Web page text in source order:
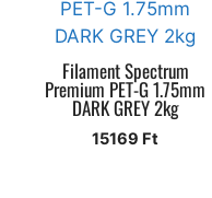
Filament Spectrum
Premium PET-G 1.75mm
DARK GREY 2kg
15169 Ft